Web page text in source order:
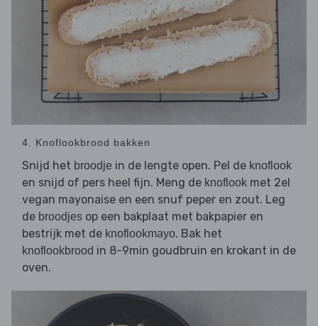
4. Knoflookbrood bakken
Snijd het broodje in de lengte open. Pel de knoflook
en snijd of pers heel fijn. Meng de knoflook met 2el
vegan mayonaise en een snuf peper en zout. Leg
de broodjes op een bakplaat met bakpapier en
bestrijk met de knoflookmayo. Bak het
knoflookbrood in 8-9min goudbruin en krokant in de
oven.